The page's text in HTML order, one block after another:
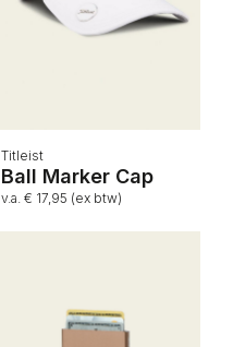
Titleist
Ball Marker Cap
v.a. € 17,95 (ex btw)